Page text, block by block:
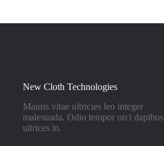
New Cloth Technologies
Mauris vitae ultricies leo integer
malesuada. Odio tempor orci dapibus
ultrices in.